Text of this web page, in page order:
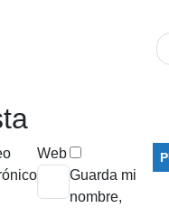
Web
Guarda mi
nombre,